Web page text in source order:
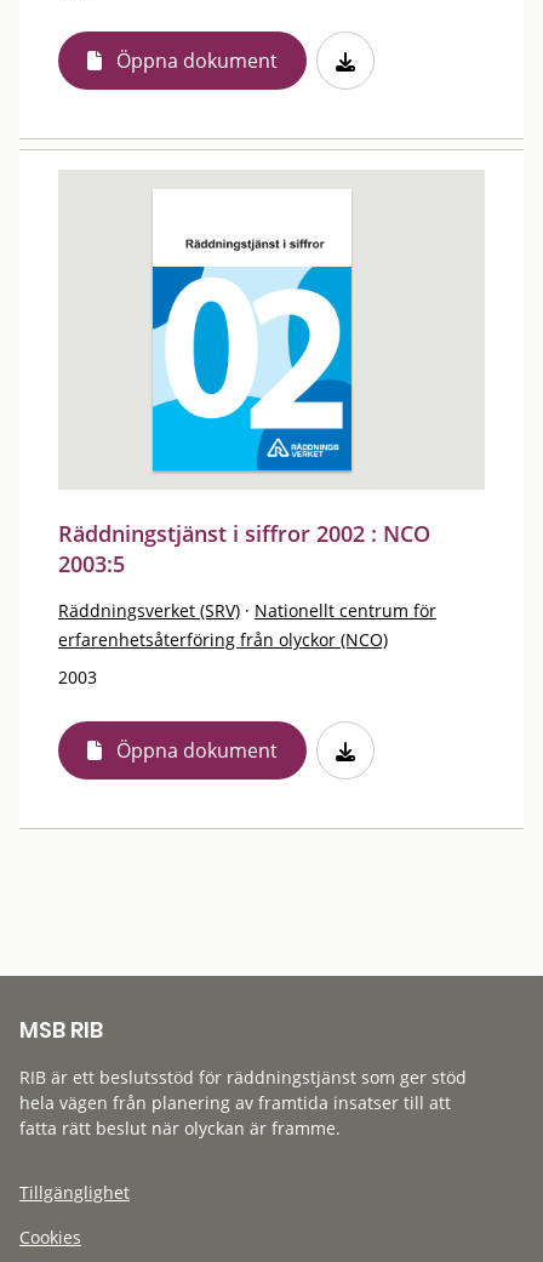
Öppna dokument
Räddningstjänst i siffror 2002 : NCO
2003:5
Räddningsverket (SRV) · Nationellt centrum för
erfarenhetsåterföring från olyckor (NCO)
2003
Öppna dokument
MSB RIB
RIB är ett beslutsstöd för räddningstjänst som ger stöd
hela vägen från planering av framtida insatser till att
fatta rätt beslut när olyckan är framme.
Tillgänglighet
Cookies